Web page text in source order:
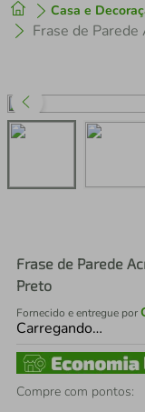
Casa e
Frase de Parede
Preto
Fornecido e entregue por
Carregando…
Compre com pontos:
1º tenis
perfume